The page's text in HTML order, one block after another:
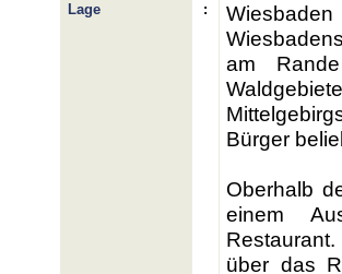
Lage :
am
Bürger
Oberhalb
einem
über das